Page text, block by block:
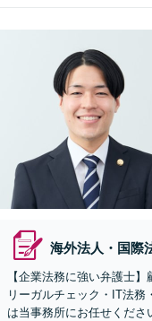
海外法人・国際
【企業法務に強い弁護士
リーガルチェック・IT法
は当事務所にお任せくだ